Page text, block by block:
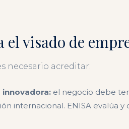
el visado de
necesario acreditar:
el negocio debe
internacional. ENISA evalúa